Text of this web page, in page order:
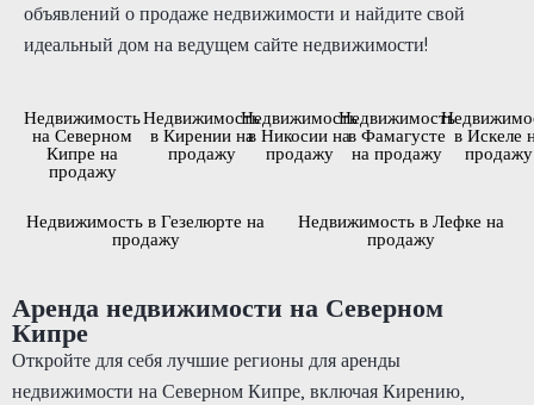
объявлений о продаже недвижимости и найдите свой
идеальный дом на ведущем сайте недвижимости!
Недвижимость
на Северном
Кипре на
продажу
Недвижимость
в Кирении на
продажу
Недвижимость
в Никосии на
продажу
Недвижимость
в Фамагусте
на продажу
в Искеле
продажу
Недвижимость в Гезелюрте на
продажу
Недвижимость в Лефке на
продажу
Аренда недвижимости на Северном
Кипре
Откройте для себя лучшие регионы для аренды
недвижимости на Северном Кипре, включая Кирению,